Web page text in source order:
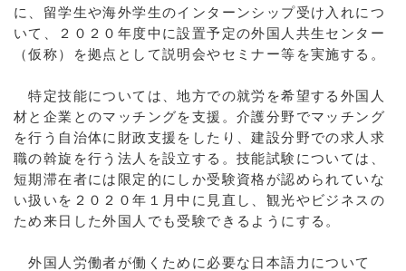
に、留学生や海外学生のインターンシップ受け入れにつ
いて、２０２０年度中に設置予定の外国人共生センター
（仮称）を拠点として説明会やセミナー等を実施する。
特定技能については、地方での就労を希望する外国人
材と企業とのマッチングを支援。介護分野でマッチング
を行う自治体に財政支援をしたり、建設分野での求人求
職の斡旋を行う法人を設立する。技能試験については、
短期滞在者には限定的にしか受験資格が認められていな
い扱いを２０２０年１月中に見直し、観光やビジネスの
ため来日した外国人でも受験できるようにする。
外国人労働者が働くために必要な日本語力について